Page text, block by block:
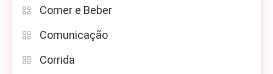
Comer e Beber
Comunicação
Corrida